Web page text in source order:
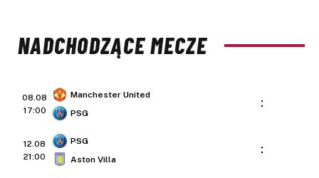
NADCHODZĄCE MECZE
08.08
17:00
Manchester United
PSG
:
12.08
21:00
PSG
Aston Villa
: